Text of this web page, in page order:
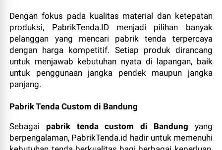
Dengan fokus pada kualitas material dan ketepatan
produksi, PabrikTenda.ID menjadi pilihan banyak
pelanggan yang mencari pabrik tenda terpercaya
dengan harga kompetitif. Setiap produk dirancang
untuk menjawab kebutuhan nyata di lapangan, baik
untuk penggunaan jangka pendek maupun jangka
panjang.
Pabrik Tenda Custom di Bandung
Sebagai pabrik tenda custom di Bandung yang
berpengalaman, PabrikTenda.id hadir untuk memenuhi